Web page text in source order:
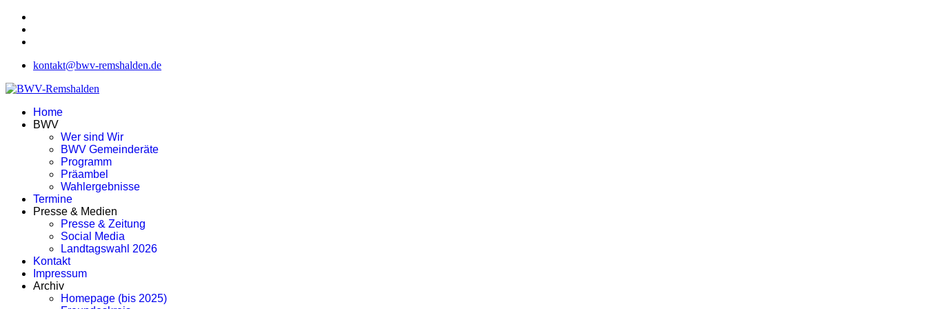
kontakt@bwv-remshalden.de
Home
BWV
Wer sind Wir
BWV Gemeinderäte
Programm
Präambel
Wahlergebnisse
Termine
Presse & Medien
Presse & Zeitung
Social Media
Landtagswahl 2026
Kontakt
Impressum
Archiv
Homepage (bis 2025)